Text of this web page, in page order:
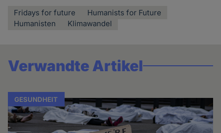
Fridays for future
Humanists for Future
Humanisten
Klimawandel
Verwandte Artikel
GESUNDHEIT